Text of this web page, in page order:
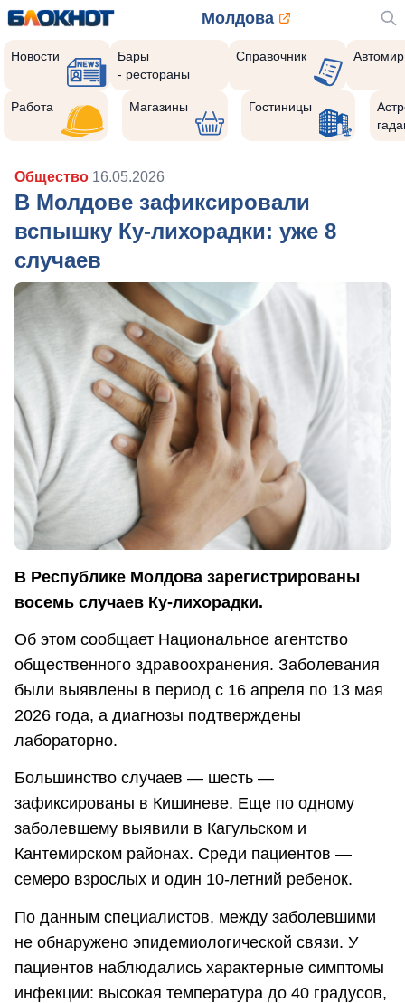
Молдова
Новости
Бары
- рестораны
Справочник Автомир
Работа Магазины Гостиницы
Общество 16.05.2026
В Молдове зафиксировали
вспышку Ку-лихорадки: уже 8
случаев
В Республике Молдова зарегистрированы
восемь случаев Ку-лихорадки.
Об этом сообщает Национальное агентство
общественного здравоохранения. Заболевания
были выявлены в период с 16 апреля по 13 мая
2026 года, а диагнозы подтверждены
лабораторно.
Большинство случаев — шесть —
зафиксированы в Кишиневе. Еще по одному
заболевшему выявили в Кагульском и
Кантемирском районах. Среди пациентов —
семеро взрослых и один 10-летний ребенок.
По данным специалистов, между заболевшими
не обнаружено эпидемиологической связи. У
пациентов наблюдались характерные симптомы
инфекции: высокая температура до 40 градусов,